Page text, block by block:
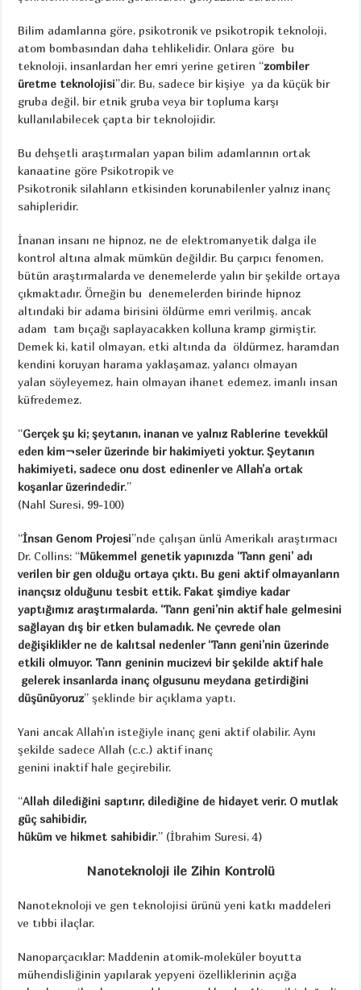
Bilim adamlarına göre, psikotronik ve psikotropik teknoloji,
atom bombasından daha tehlikelidir. Onlara göre bu
teknoloji, insanlardan her emri yerine getiren “zombiler
üretme teknolojisi”dir. Bu, sadece bir kişiye ya da küçük bir
gruba değil, bir etnik gruba veya bir topluma karşı
kullanılabilecek çapta bir teknolojidir.
Bu dehşetli araştırmaları yapan bilim adamlarının ortak
kanaatine göre Psikotropik ve
Psikotronik silahların etkisinden korunabilenler yalnız inanç
sahipleridir.
İnanan insanı ne hipnoz, ne de elektromanyetik dalga ile
kontrol altına almak mümkün değildir. Bu çarpıcı fenomen,
bütün araştırmalarda ve denemelerde yalın bir şekilde ortaya
çıkmaktadır. Örneğin bu denemelerden birinde hipnoz
altındaki bir adama birisini öldürme emri verilmiş, ancak
adam tam bıçağı saplayacakken kolluna kramp girmiştir.
Demek ki, katil olmayan, etki altında da öldürmez, haramdan
kendini koruyan harama yaklaşamaz, yalancı olmayan
yalan söyleyemez, hain olmayan ihanet edemez, imanlı insan
küfredemez.
“Gerçek şu ki; şeytanın, inanan ve yalnız Rablerine tevekkül
eden kim¬seler üzerinde bir hakimiyeti yoktur. Şeytanın
hakimiyeti, sadece onu dost edinenler ve Allah’a ortak
koşanlar üzerindedir.”
(Nahl Suresi, 99-100)
“İnsan Genom Projesi”nde çalışan ünlü Amerikalı araştırmacı
Dr. Collins: “Mükemmel genetik yapınızda ‘Tann geni’ adı
verilen bir gen olduğu ortaya çıktı. Bu geni aktif olmayanların
inançsız olduğunu tesbit ettik. Fakat şimdiye kadar
yaptığımız araştırmalarda. ‘Tanrı geni’nin aktif hale gelmesini
sağlayan dış bir etken bulamadık. Ne çevrede olan
değişiklikler ne de kalıtsal nedenler ‘Tann geni’nin üzerinde
etkili olmuyor. Tanrı geninin mucizevi bir şekilde aktif hale
gelerek insanlarda inanç olgusunu meydana getirdiğini
düşünüyoruz” şeklinde bir açıklama yaptı.
Yani ancak Allah’ın isteğiyle inanç geni aktif olabilir. Aynı
şekilde sadece Allah (c.c.) aktif inanç
genini inaktif hale geçirebilir.
“Allah dilediğini saptırır, dilediğine de hidayet verir. O mutlak
güç sahibidir,
hüküm ve hikmet sahibidir.” (İbrahim Suresi, 4)
Nanoteknoloji ile Zihin Kontrolü
Nanoteknoloji ve gen teknolojisi ürünü yeni katkı maddeleri
ve tıbbi ilaçlar.
Nanoparçacıklar: Maddenin atomik-moleküler boyutta
mühendisliğinin yapılarak yepyeni özelliklerinin açığa